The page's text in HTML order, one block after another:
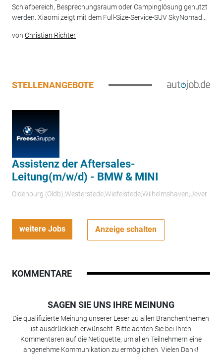
Schlafbereich, Besprechungsraum oder Campinglösung genutzt
werden. Xiaomi zeigt mit dem Full-Size-Service-SUV SkyNomad...
von Christian Richter
STELLENANGEBOTE
Assistenz der Aftersales-
Leitung(m/w/d) - BMW & MINI
Oldenburg (Oldb);Westerstede;Wiefelstede;Wilhelmshaven;Jever
weitere Jobs Anzeige schalten
KOMMENTARE
SAGEN SIE UNS IHRE MEINUNG
Die qualifizierte Meinung unserer Leser zu allen Branchenthemen
ist ausdrücklich erwünscht. Bitte achten Sie bei Ihren
Kommentaren auf die Netiquette, um allen Teilnehmern eine
angenehme Kommunikation zu ermöglichen. Vielen Dank!